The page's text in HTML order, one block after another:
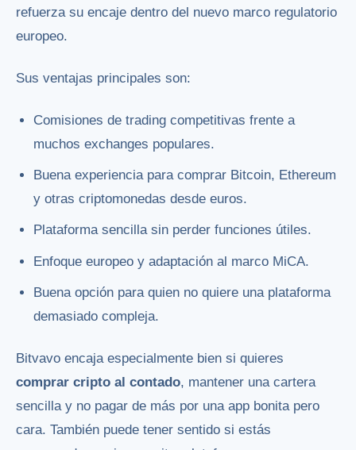
refuerza su encaje dentro del nuevo marco regulatorio
europeo.
Sus ventajas principales son:
Comisiones de trading competitivas frente a
muchos exchanges populares.
Buena experiencia para comprar Bitcoin, Ethereum
y otras criptomonedas desde euros.
Plataforma sencilla sin perder funciones útiles.
Enfoque europeo y adaptación al marco MiCA.
Buena opción para quien no quiere una plataforma
demasiado compleja.
Bitvavo encaja especialmente bien si quieres
comprar cripto al contado, mantener una cartera
sencilla y no pagar de más por una app bonita pero
cara. También puede tener sentido si estás